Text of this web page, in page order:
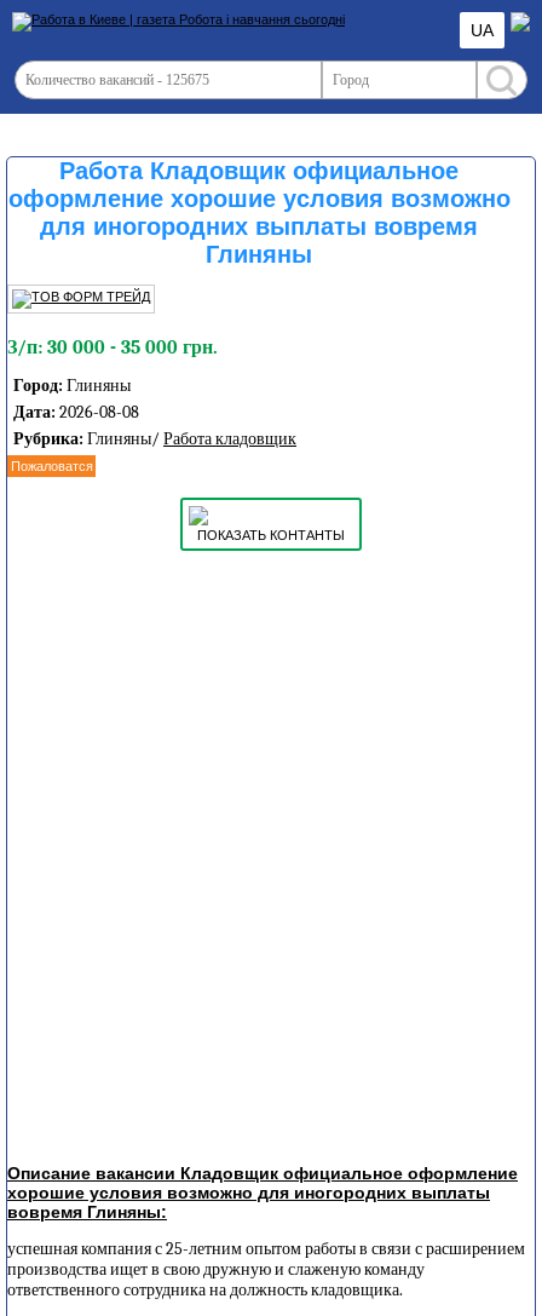
UA
Работа Кладовщик официальное
оформление хорошие условия возможно
для иногородних выплаты вовремя
Глиняны
З/п: 30 000 - 35 000 грн.
Город: Глиняны
Дата: 2026-08-08
Рубрика: Глиняны/ Работа кладовщик
Пожаловатся
ПОКАЗАТЬ КОНТАНТЫ
Описание вакансии Кладовщик официальное оформление
хорошие условия возможно для иногородних выплаты
вовремя Глиняны:
успешная компания с 25-летним опытом работы в связи с расширением
производства ищет в свою дружную и слаженую команду
ответственного сотрудника на должность кладовщика.